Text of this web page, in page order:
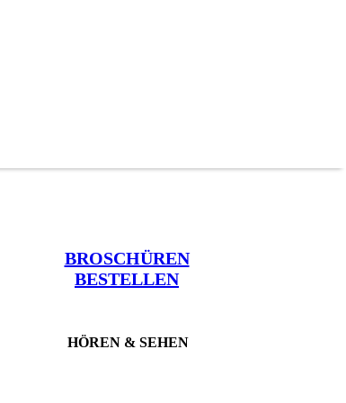
BROSCHÜREN
BESTELLEN
HÖREN & SEHEN